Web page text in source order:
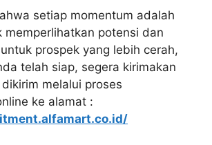
setiap momentum adalah
memperlihatkan potensi dan
prospek yang lebih cerah,
telah siap, segera kirimakan
melalui proses
ke alamat :